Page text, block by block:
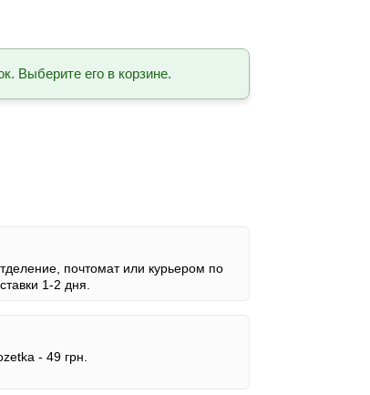
Выберите его в корзине.
почтомат или курьером по
1-2 дня.
- 49 грн.